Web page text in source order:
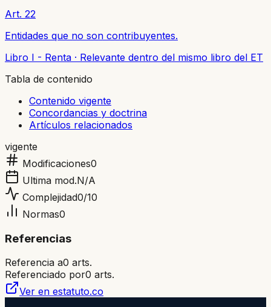
Art. 22
Entidades que no son contribuyentes.
Libro I - Renta · Relevante dentro del mismo libro del ET
Tabla de contenido
Contenido vigente
Concordancias y doctrina
Artículos relacionados
vigente
Modificaciones0
Ultima mod.N/A
Complejidad0/10
Normas0
Referencias
Referencia a0 arts.
Referenciado por0 arts.
Ver en estatuto.co